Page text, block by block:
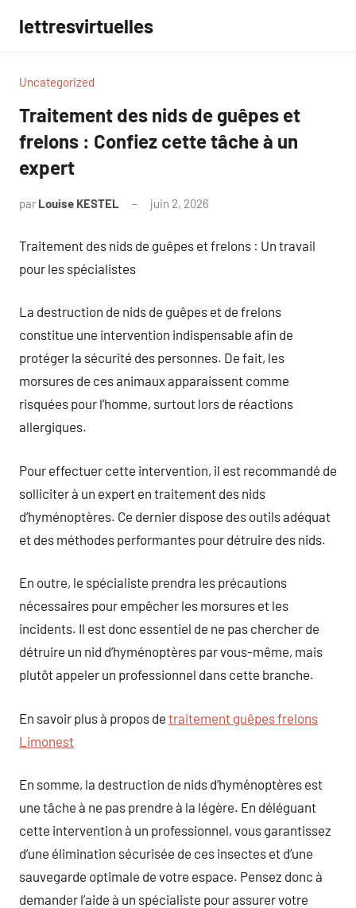
contenu
lettresvirtuelles
Uncategorized
Traitement des nids de guêpes et
frelons : Confiez cette tâche à un
expert
par Louise KESTEL juin 2, 2026
Traitement des nids de guêpes et frelons : Un travail
pour les spécialistes
La destruction de nids de guêpes et de frelons
constitue une intervention indispensable afin de
protéger la sécurité des personnes. De fait, les
morsures de ces animaux apparaissent comme
risquées pour l’homme, surtout lors de réactions
allergiques.
Pour effectuer cette intervention, il est recommandé de
solliciter à un expert en traitement des nids
d’hyménoptères. Ce dernier dispose des outils adéquat
et des méthodes performantes pour détruire des nids.
En outre, le spécialiste prendra les précautions
nécessaires pour empêcher les morsures et les
incidents. Il est donc essentiel de ne pas chercher de
détruire un nid d’hyménoptères par vous-même, mais
plutôt appeler un professionnel dans cette branche.
En savoir plus à propos de traitement guêpes frelons
Limonest
En somme, la destruction de nids d’hyménoptères est
une tâche à ne pas prendre à la légère. En déléguant
cette intervention à un professionnel, vous garantissez
d’une élimination sécurisée de ces insectes et d’une
sauvegarde optimale de votre espace. Pensez donc à
demander l’aide à un spécialiste pour assurer votre